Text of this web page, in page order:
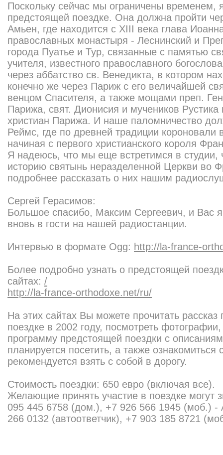
Поскольку сейчас мы ограничены временем,
предстоящей поездке. Она должна пройти
Амьен, где находится с XIII века глава
православных монастыря - Леснинский и
города Пуатье и Тур, связанные с памятью
учителя, известного православного
через аббатство св. Венедикта, в котором
конечно же через Париж с его величайшей
венцом Спасителя, а также мощами преп.
Парижа, свят. Дионисия и мучеников
христиан Парижа. И наше паломничество
Реймс, где по древней традиции короновали
начиная с первого христианского короля
Я надеюсь, что мы еще встретимся в студии,
историю святынь неразделенной Церкви во
подробнее рассказать о них нашим
Сергей Герасимов:
Большое спасибо, Максим Сергеевич, и Вас
вновь в гости на нашей радиостанции.
Интервью в формате Ogg: http://la-france-
Более подробно узнать о предстоящей
сайтах: /
http://la-france-orthodoxe.net/ru/
На этих сайтах Вы можете прочитать
поездке в 2002 году, посмотреть
программу предстоящей поездки с
планируется посетить, а также
рекомендуется взять с собой в дорогу.
Стоимость поездки: 650 евро (включая все).
Желающие принять участие в поездке могут
095 445 6758 (дом.), +7 926 566 1945 (моб.) -
266 0132 (автоответчик), +7 903 185 8721